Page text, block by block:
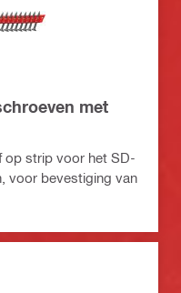
met
op strip voor het SD-
voor bevestiging van